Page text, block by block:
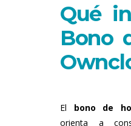
Qué
Bono
El bono de
orienta a